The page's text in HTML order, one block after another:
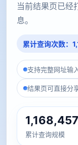
当前结果页已经
息。
累计查询次数：
支持完整网址输
结果页可直接分
1,168,457
累计查询规模